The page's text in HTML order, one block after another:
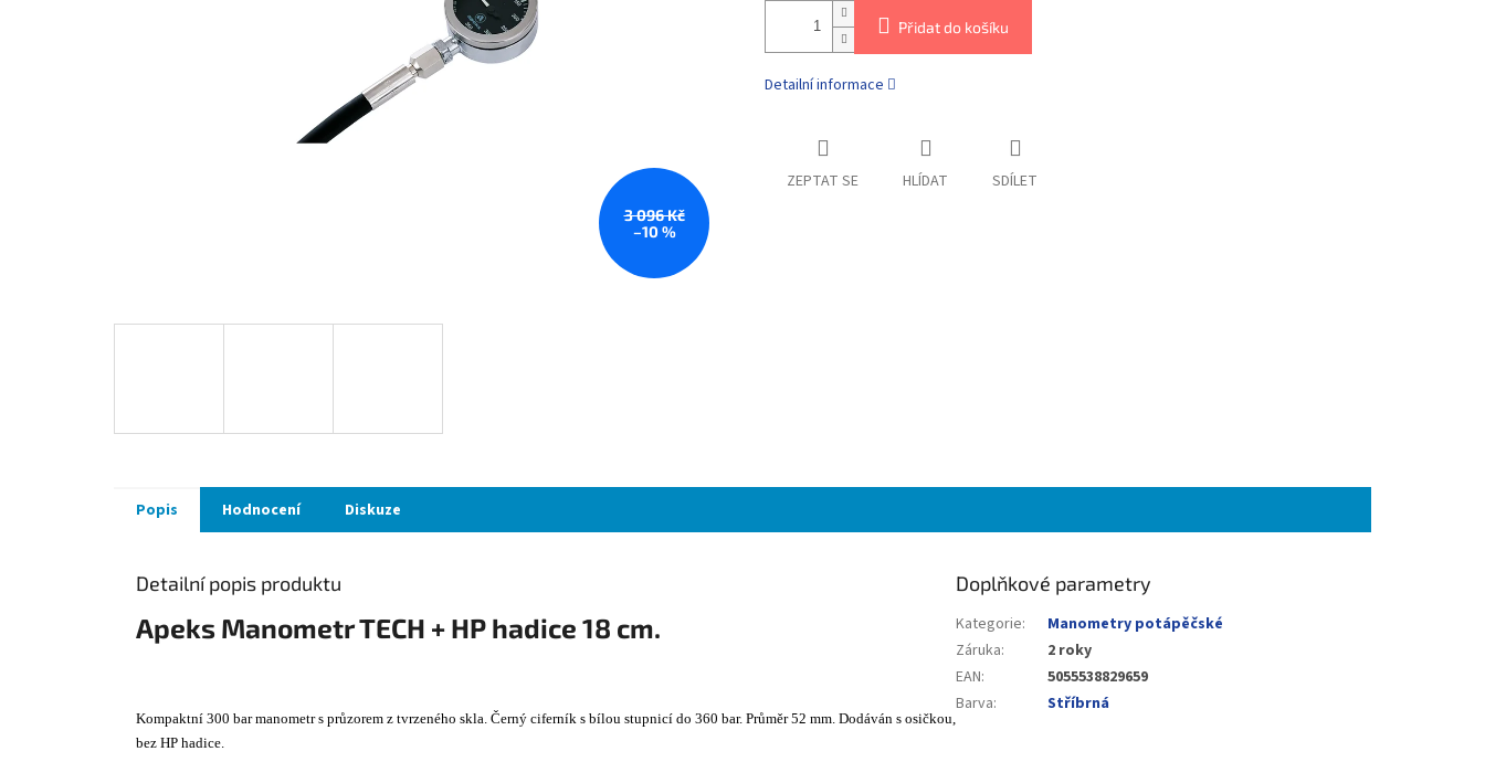
3 096 Kč
–10 %
Přidat do košíku
Detailní informace
ZEPTAT SE HLÍDAT SDÍLET
Popis Hodnocení Diskuze
Detailní popis produktu
Apeks Manometr TECH + HP hadice 18 cm.
Kompaktní 300 bar manometr s průzorem z tvrzeného skla. Černý ciferník s bílou stupnicí do 360 bar. Průměr 52 mm. Dodáván s osičkou,
bez HP hadice.
Doplňkové parametry
Kategorie:
Manometry potápěčské
Záruka:
2 roky
EAN:
5055538829659
Barva: Stříbrná